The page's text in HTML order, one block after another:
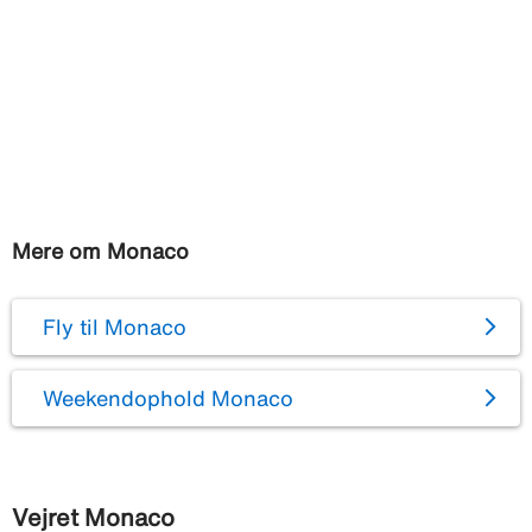
Mere om Monaco
Fly til Monaco
Weekendophold Monaco
Vejret Monaco